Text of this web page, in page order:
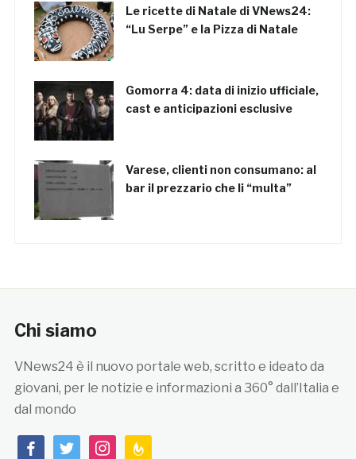
Le ricette di Natale di VNews24:
“Lu Serpe” e la Pizza di Natale
Gomorra 4: data di inizio ufficiale,
cast e anticipazioni esclusive
Varese, clienti non consumano: al
bar il prezzario che li “multa”
Chi siamo
VNews24 è il nuovo portale web, scritto e ideato da
giovani, per le notizie e informazioni a 360° dall’Italia e
dal mondo
facebooktwitterinstagramfeedburner